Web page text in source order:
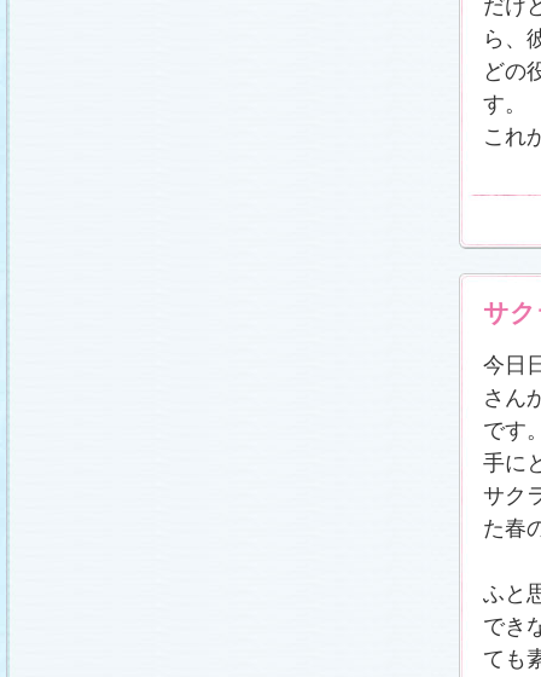
だけ
ら、
どの
す。
これ
サ
今日
さん
です
手に
サク
た春
ふと
でき
ても